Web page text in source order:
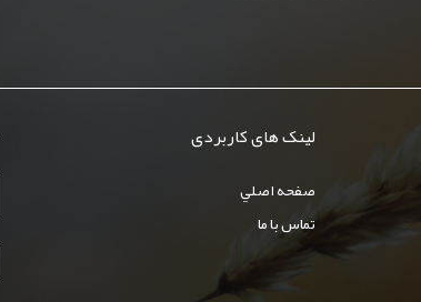
لینک های کاربردی
صفحه اصلي
تماس با ما